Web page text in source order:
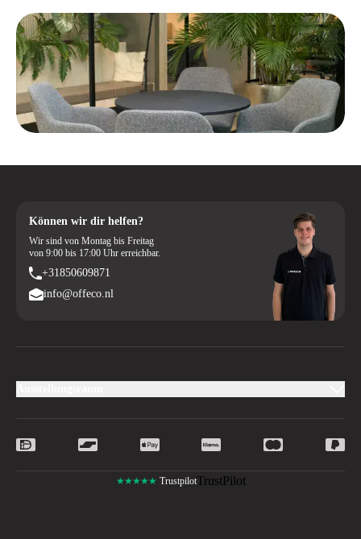
Können wir dir helfen?
Wir sind von Montag bis Freitag
von 9:00 bis 17:00 Uhr erreichbar.
+31850609871
info@offeco.nl
★★★★★ TrustpilotTrustPilot